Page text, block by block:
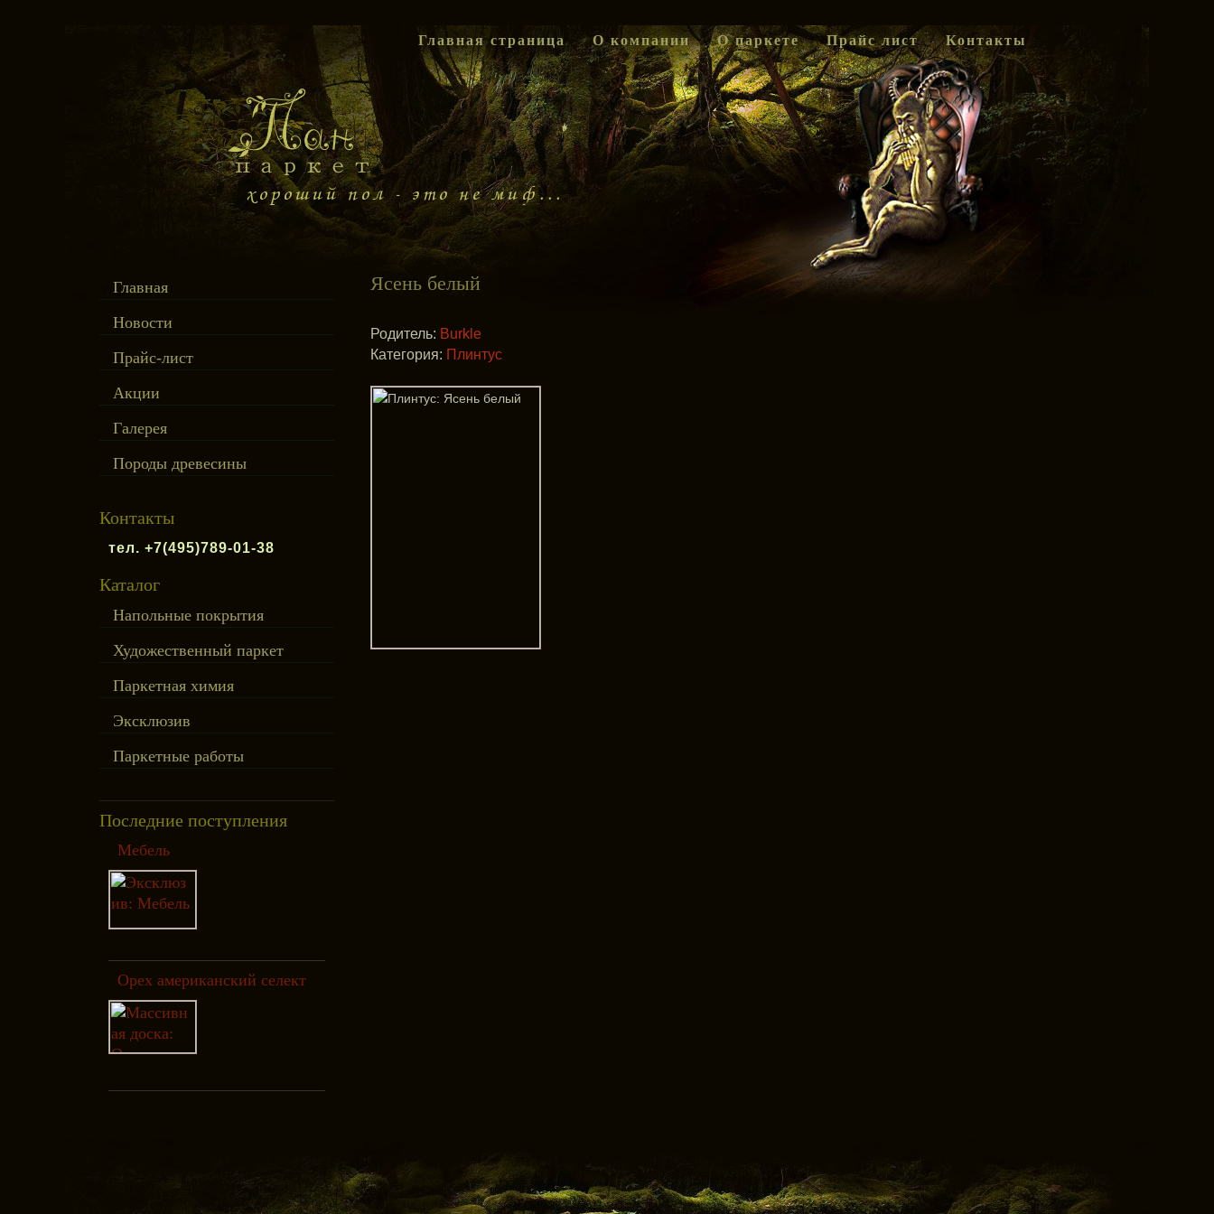
Главная страница О компании О паркете Прайс лист Контакты
Главная
Новости
Прайс-лист
Акции
Галерея
Породы древесины
Контакты
тел. +7(495)789-01-38
Каталог
Напольные покрытия
Художественный паркет
Паркетная химия
Эксклюзив
Паркетные работы
Последние поступления
Мебель
Орех американский селект
Ясень белый
Родитель: Burkle
Категория: Плинтус